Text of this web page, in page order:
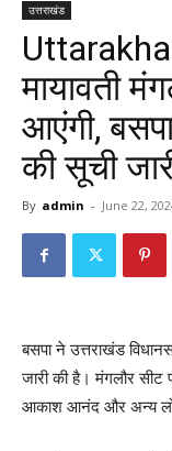
उत्तराखंड
मायावती
आएंगी,
की सूची
By admin - June 22,
बसपा ने उत्तराखंड
जारी की है। मंगलौर सीट
आकाश आनंद और अन्य लोग